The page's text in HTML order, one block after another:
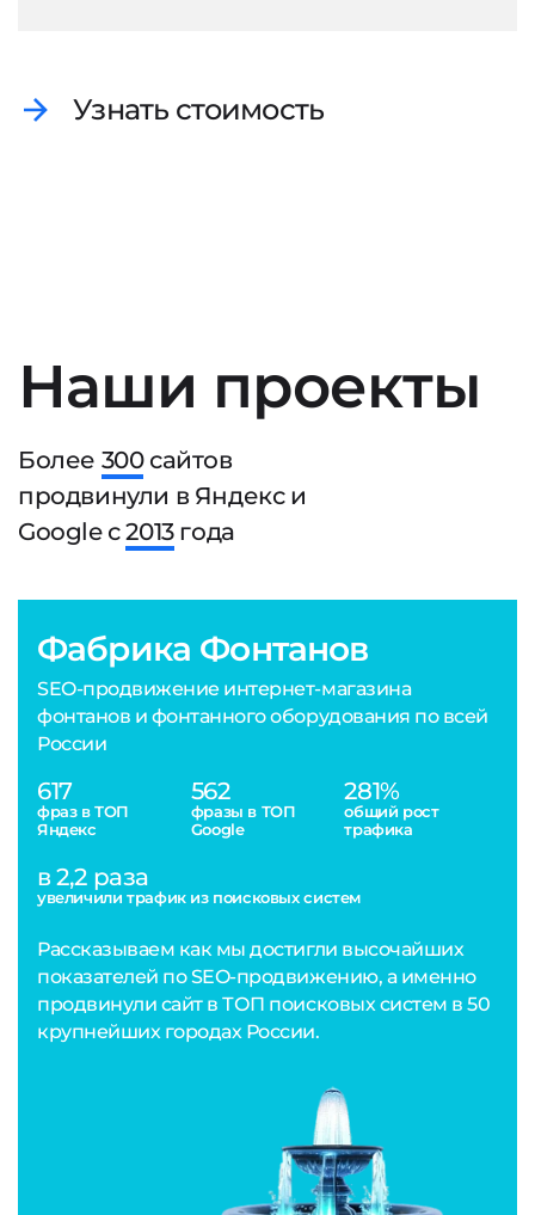
Узнать стоимость
Наши проекты
Более 300сайтов
продвинули в Яндекс и
Google с2013года
Фабрика Фонтанов
SEO-продвижение интернет-магазина
фонтанов и фонтанного оборудования по всей
России
617
фраз в ТОП
Яндекс
562
фразы в ТОП
Google
281%
общий рост
трафика
в 2,2 раза
увеличили трафик из поисковых систем
Рассказываем как мы достигли высочайших
показателей по SEO-продвижению, а именно
продвинули сайт в ТОП поисковых систем в 50
крупнейших городах России.